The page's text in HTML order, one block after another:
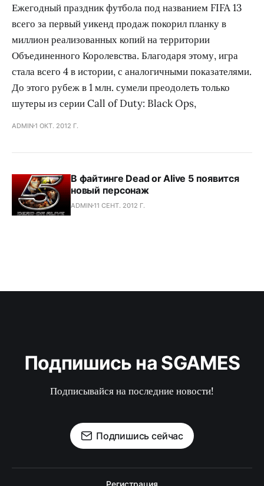
Ежегодный праздник футбола под названием FIFA 13
всего за первый уикенд продаж покорил планку в
миллион реализованных копий на территории
Объединенного Королевства. Благодаря этому, игра
стала всего 4 в истории, с аналогичными показателями.
До этого рубеж в 1 млн. сумели преодолеть только
шутеры из серии Call of Duty: Black Ops,
ADMIN1 ОКТ. 2012 Г.
В файтинге Dead or Alive 5 появится
новый персонаж
ADMIN11 СЕНТ. 2012 Г.
Подпишись на SGAMES
Подписывайся на последние новости!
Подпишись сейчас
Регистрация